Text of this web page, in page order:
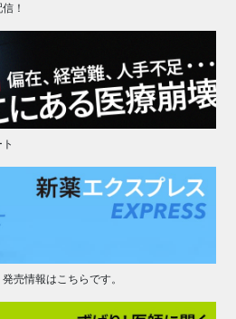
！
売情報はこちらです。